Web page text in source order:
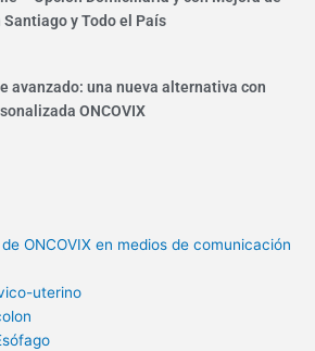
y Todo el País
avanzado: una nueva alternativa con
ONCOVIX
ONCOVIX en medios de comunicación
uterino